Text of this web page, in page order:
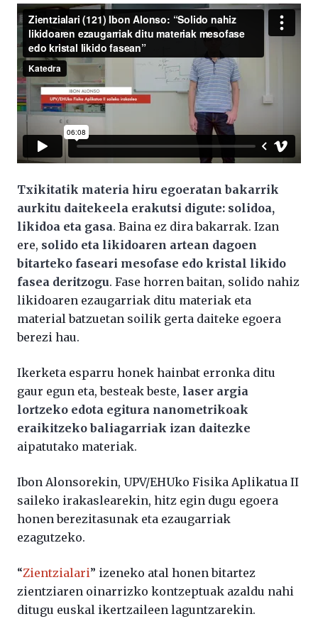
Txikitatik materia hiru egoeratan bakarrik
aurkitu daitekeela erakutsi digute: solidoa,
likidoa eta gasa. Baina ez dira bakarrak. Izan
ere, solido eta likidoaren artean dagoen
bitarteko faseari mesofase edo kristal likido
fasea deritzogu. Fase horren baitan, solido nahiz
likidoaren ezaugarriak ditu materiak eta
material batzuetan soilik gerta daiteke egoera
berezi hau.
Ikerketa esparru honek hainbat erronka ditu
gaur egun eta, besteak beste, laser argia
lortzeko edota egitura nanometrikoak
eraikitzeko baliagarriak izan daitezke
aipatutako materiak.
Ibon Alonsorekin, UPV/EHUko Fisika Aplikatua II
saileko irakaslearekin, hitz egin dugu egoera
honen berezitasunak eta ezaugarriak
ezagutzeko.
“Zientzialari” izeneko atal honen bitartez
zientziaren oinarrizko kontzeptuak azaldu nahi
ditugu euskal ikertzaileen laguntzarekin.